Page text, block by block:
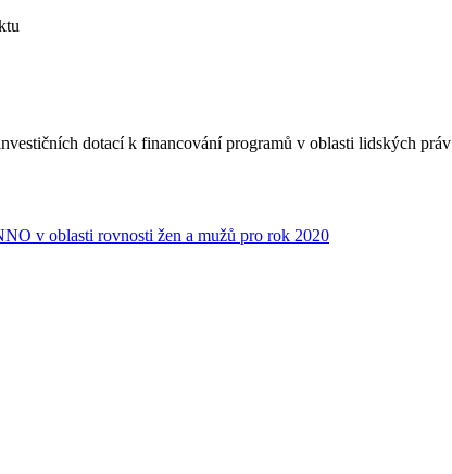
dotací k financování programů v oblasti lidských práv
v oblasti rovnosti žen a mužů pro rok 2020